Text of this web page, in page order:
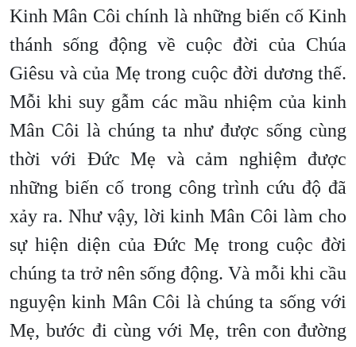
Kinh Mân Côi chính là những biến cố Kinh
thánh sống động về cuộc đời của Chúa
Giêsu và của Mẹ trong cuộc đời dương thế.
Mỗi khi suy gẫm các mầu nhiệm của kinh
Mân Côi là chúng ta như được sống cùng
thời với Đức Mẹ và cảm nghiệm được
những biến cố trong công trình cứu độ đã
xảy ra. Như vậy, lời kinh Mân Côi làm cho
sự hiện diện của Đức Mẹ trong cuộc đời
chúng ta trở nên sống động. Và mỗi khi cầu
nguyện kinh Mân Côi là chúng ta sống với
Mẹ, bước đi cùng với Mẹ, trên con đường